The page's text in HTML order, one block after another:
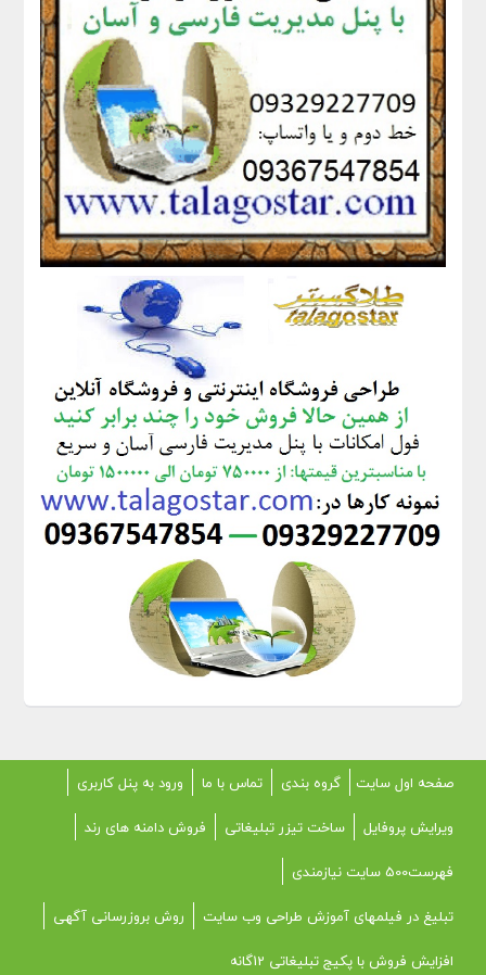
صفحه اول سایت گروه بندی تماس با ما
ورود به پنل کاربری
ویرایش پروفایل
ساخت تیزر تبلیغاتی
فروش دامنه های رند
فهرست500 سایت نیازمندی
تبلیغ در فیلمهای آموزش طراحی وب سایت
روش بروزرسانی آگهی
افزایش فروش با پکیج تبلیغاتی 12گانه